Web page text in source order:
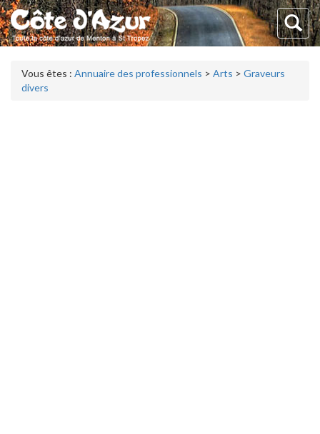
Vous êtes : Annuaire des professionnels > Arts > Graveurs
divers